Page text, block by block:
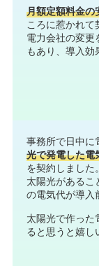
月額定額料金の
ころに惹かれて
電力会社の変更
もあり、導入効
事務所で日中に
光で発電した電
を契約しました。
太陽光があるこ
の電気代が導入
太陽光で作った
ると思うと嬉し